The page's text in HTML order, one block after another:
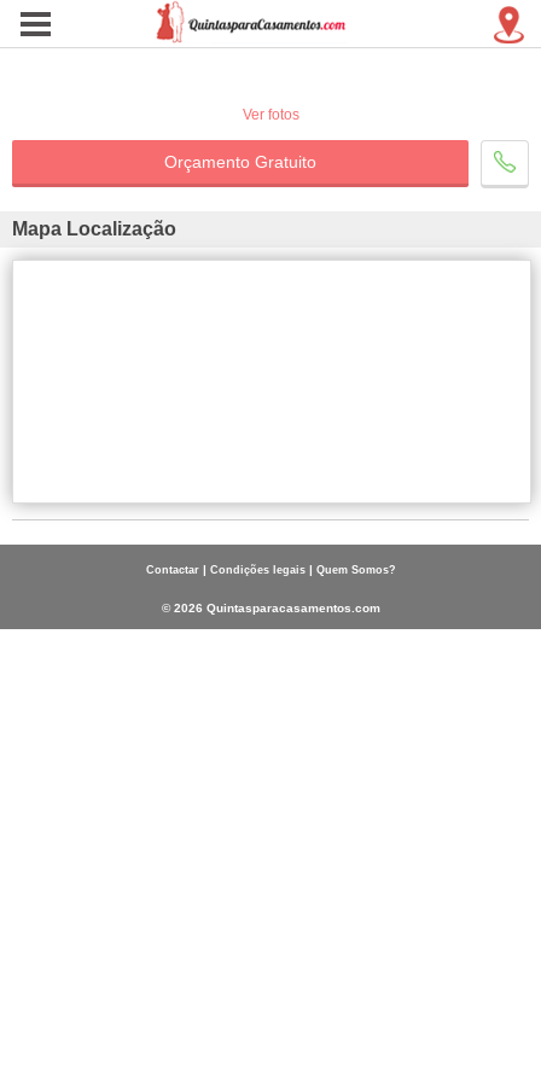
Ver fotos
Orçamento Gratuito
Mapa Localização
Contactar| Condições legais| Quem Somos?
© 2026 Quintasparacasamentos.com